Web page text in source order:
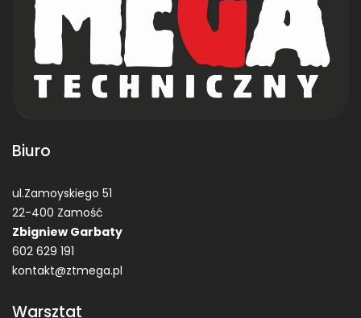
Biuro
ul.Zamoyskiego 51
22-400 Zamość
Zbigniew Garbaty
602 629 191
kontakt@ztmega.pl
Warsztat